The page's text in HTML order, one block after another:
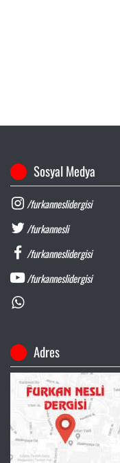
Sosyal Medya
/furkanneslidergisi
/furkannesli
/furkanneslidergisi
/furkanneslidergisi
Adres